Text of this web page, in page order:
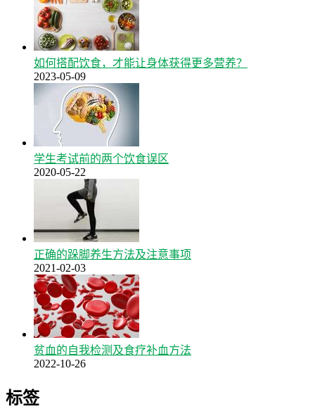
如何搭配饮食，才能让身体获得更多营养？
2023-05-09
学生考试前的两个饮食误区
2020-05-22
正确的跺脚养生方法及注意事项
2021-02-03
贫血的自我检测及食疗补血方法
2022-10-26
标签